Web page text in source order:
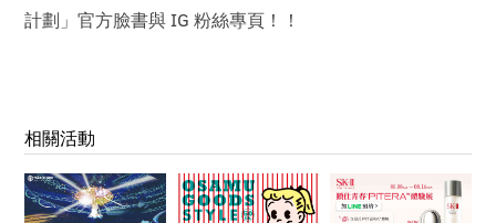
計劃」官方臉書與 IG 粉絲專頁！！
相關活動